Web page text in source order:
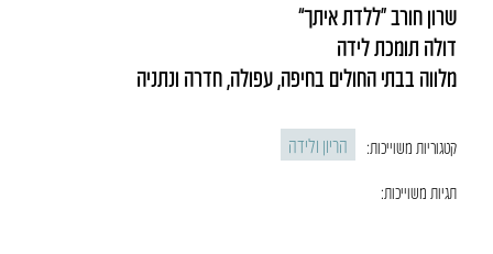
שרון חורב “ללדת איתך”
דולה תומכת לידה
מלווה בבתי החולים בחיפה, עפולה, חדרה ונתניה
קטגוריות משוייכות: הריון ולידה
תגיות משוייכות: